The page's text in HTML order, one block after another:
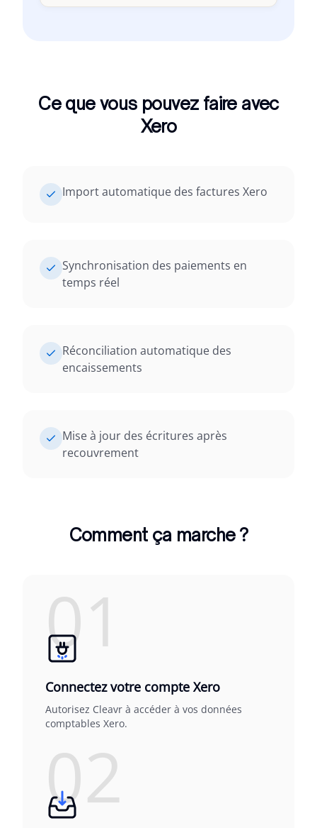
Ce que vous pouvez faire avec
Xero
Import automatique des factures Xero
Synchronisation des paiements en
temps réel
Réconciliation automatique des
encaissements
Mise à jour des écritures après
recouvrement
Comment ça marche ?
01
Connectez votre compte Xero
Autorisez Cleavr à accéder à vos données
comptables Xero.
02